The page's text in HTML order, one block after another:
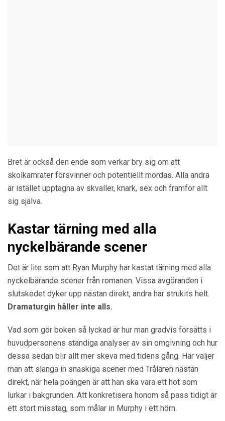
Bret är också den ende som verkar bry sig om att
skolkamrater försvinner och potentiellt mördas. Alla andra
är istället upptagna av skvaller, knark, sex och framför allt
sig själva.
Kastar tärning med alla
nyckelbärande scener
Det är lite som att Ryan Murphy har kastat tärning med alla
nyckelbärande scener från romanen. Vissa avgöranden i
slutskedet dyker upp nästan direkt, andra har strukits helt.
Dramaturgin håller inte alls.
Vad som gör boken så lyckad är hur man gradvis försätts i
huvudpersonens ständiga analyser av sin omgivning och hur
dessa sedan blir allt mer skeva med tidens gång. Här väljer
man att slänga in snaskiga scener med Trålaren nästan
direkt, när hela poängen är att han ska vara ett hot som
lurkar i bakgrunden. Att konkretisera honom så pass tidigt är
ett stort misstag, som målar in Murphy i ett hörn.